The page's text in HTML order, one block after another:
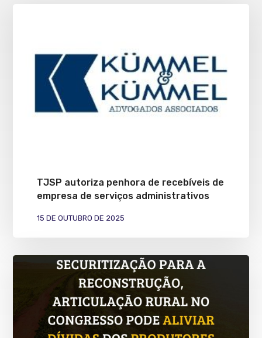
TJSP autoriza penhora de recebíveis de
empresa de serviços administrativos
15 DE OUTUBRO DE 2025